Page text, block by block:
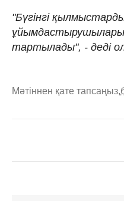
"Бүгінгі
тартылады", - деді
Мәтіннен қате тапсаңыз,